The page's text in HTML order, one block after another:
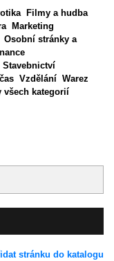
Filmy a hudba
Marketing
Osobní stránky a
Stavebnictví
Vzdělání Warez
všech kategorií
stránku do katalogu